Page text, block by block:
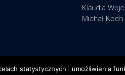
Klaudia
Michał Koch
statystycznych i umożliwienia